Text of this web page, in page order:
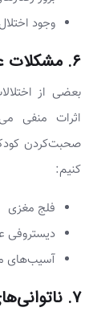
وجود
۶. مشکلات عصبی
بعضی از
اثرات منفی
صحبت‌کردن کودک
کنیم:
فلج مغزی
دیستروفی
آسیب‌های
۷. ناتوانی‌های ذهنی